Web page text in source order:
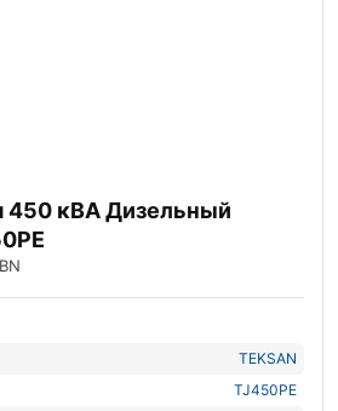
450 кВА Дизельный
TEKSAN
TJ450PE